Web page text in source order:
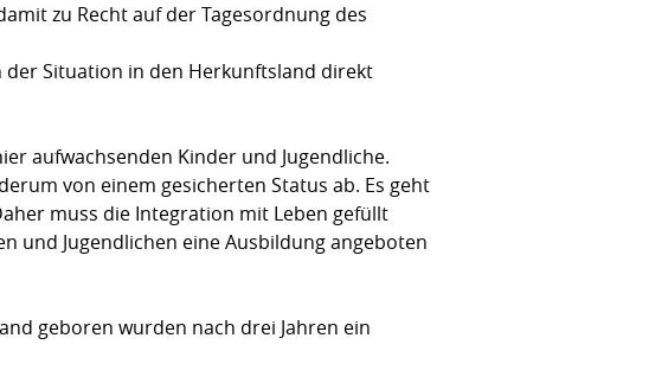
zu Recht auf der Tagesordnung des
der Situation in den Herkunftsland direkt
aufwachsenden Kinder und Jugendliche.
von einem gesicherten Status ab. Es geht
muss die Integration mit Leben gefüllt
und Jugendlichen eine Ausbildung angeboten
geboren wurden nach drei Jahren ein